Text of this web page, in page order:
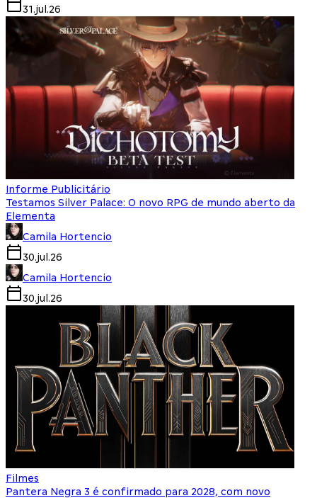
31.jul.26
Informe Publicitário
Testamos Silver Palace: O novo RPG de mundo aberto da
Elementa
Camila Hortencio
30.jul.26
Camila Hortencio
30.jul.26
Filmes
Pantera Negra 3 é confirmado para 2028, com novo